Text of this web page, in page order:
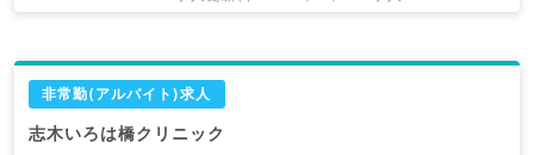
非常勤(アルバイト)求人
志木いろは橋クリニック